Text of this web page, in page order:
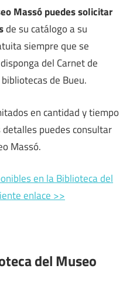
Massó puedes solicitar
de su catálogo a su
siempre que se
del Carnet de
de Bueu.
en cantidad y tiempo
puedes consultar
Massó.
en la Biblioteca del
enlace >>
del Museo